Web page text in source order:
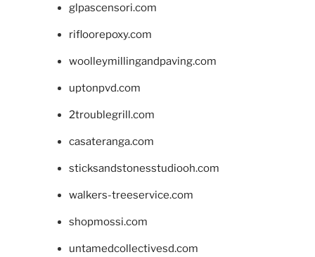
glpascensori.com
rifloorepoxy.com
woolleymillingandpaving.com
uptonpvd.com
2troublegrill.com
casateranga.com
sticksandstonesstudiooh.com
walkers-treeservice.com
shopmossi.com
untamedcollectivesd.com